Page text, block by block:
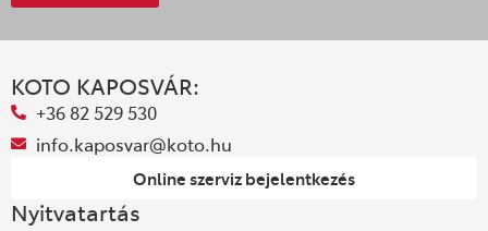
KOTO KAPOSVÁR:
+36 82 529 530
info.kaposvar@koto.hu
Online szerviz bejelentkezés
Nyitvatartás